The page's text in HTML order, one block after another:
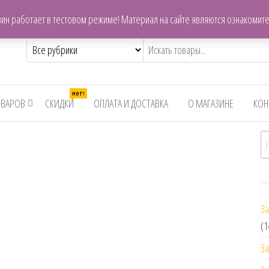
СКИДКИ
HOT!
ОПЛАТА И ДОСТАВКА О МАГАЗИНЕ
работает в тестовом режиме! Материал на сайте являются